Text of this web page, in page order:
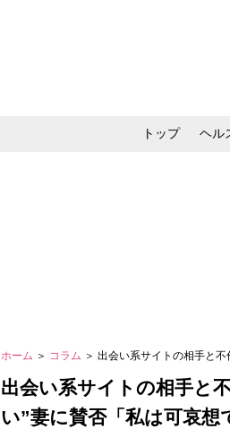
トップ ヘル
ホーム ＞ コラム ＞ 出会い系サイトの相手と
出会い系サイトの相手と
い”妻に賛否「私は可哀想